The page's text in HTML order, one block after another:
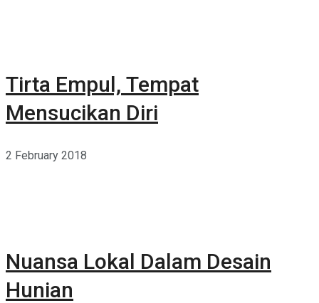
Tirta Empul, Tempat
Mensucikan Diri
2 February 2018
Nuansa Lokal Dalam Desain
Hunian